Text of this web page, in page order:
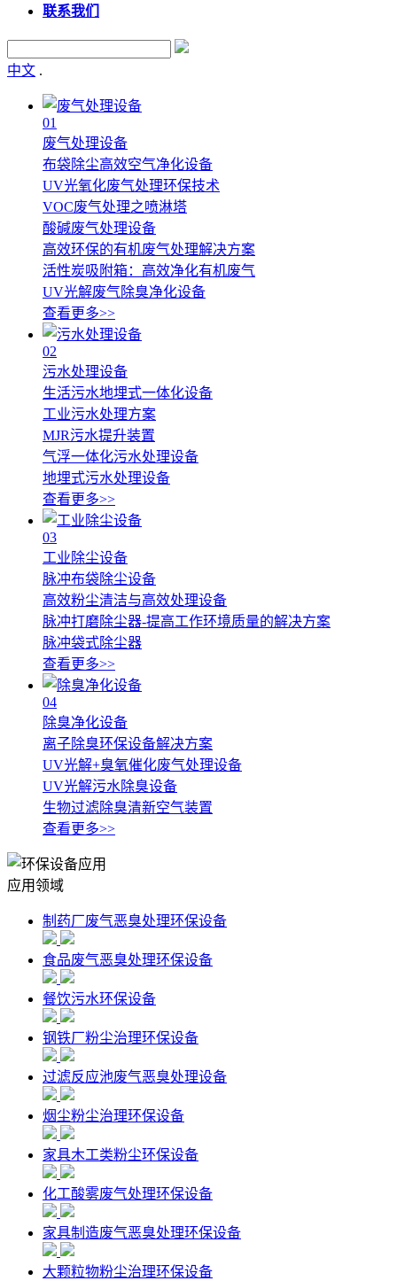
联系我们
中文 .
01
废气处理设备
布袋除尘高效空气净化设备
UV光氧化废气处理环保技术
VOC废气处理之喷淋塔
酸碱废气处理设备
高效环保的有机废气处理解决方案
活性炭吸附箱：高效净化有机废气
UV光解废气除臭净化设备
查看更多>>
02
污水处理设备
生活污水地埋式一体化设备
工业污水处理方案
MJR污水提升装置
气浮一体化污水处理设备
地埋式污水处理设备
查看更多>>
03
工业除尘设备
脉冲布袋除尘设备
高效粉尘清洁与高效处理设备
脉冲打磨除尘器-提高工作环境质量的解决方案
脉冲袋式除尘器
查看更多>>
04
除臭净化设备
离子除臭环保设备解决方案
UV光解+臭氧催化废气处理设备
UV光解污水除臭设备
生物过滤除臭清新空气装置
查看更多>>
应用领域
制药厂废气恶臭处理环保设备
食品废气恶臭处理环保设备
餐饮污水环保设备
钢铁厂粉尘治理环保设备
过滤反应池废气恶臭处理设备
烟尘粉尘治理环保设备
家具木工类粉尘环保设备
化工酸雾废气处理环保设备
家具制造废气恶臭处理环保设备
大颗粒物粉尘治理环保设备